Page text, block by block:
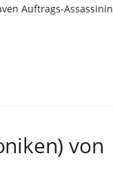
Auftrags-Assassinin
von